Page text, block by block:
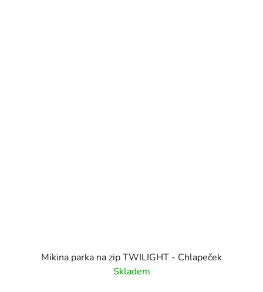
Mikina parka na zip TWILIGHT - Chlapeček
Skladem